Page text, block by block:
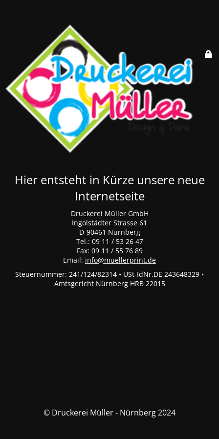
Hier entsteht in Kürze unsere neue
Internetseite
Druckerei Müller GmbH
Ingolstädter Strasse 61
D-90461 Nürnberg
Tel.: 09 11 / 53 26 47
Fax: 09 11 / 55 76 89
Email: info@muellerprint.de
Steuernummer: 241/124/82314 • USt-IdNr.DE 243648329 •
Amtsgericht Nürnberg HRB 22015
© Druckerei Müller - Nürnberg 2024